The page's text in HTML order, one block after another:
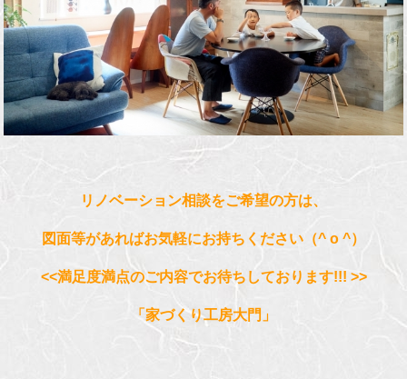
リノベーション相談をご希望の方は、
図面等があればお気軽にお持ちください（^ o ^）
<<満足度満点のご内容でお待ちしております!!! >>
「家づくり工房大門」